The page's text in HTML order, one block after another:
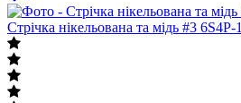
Стрічка нікельована та мідь #3 6S4P-1